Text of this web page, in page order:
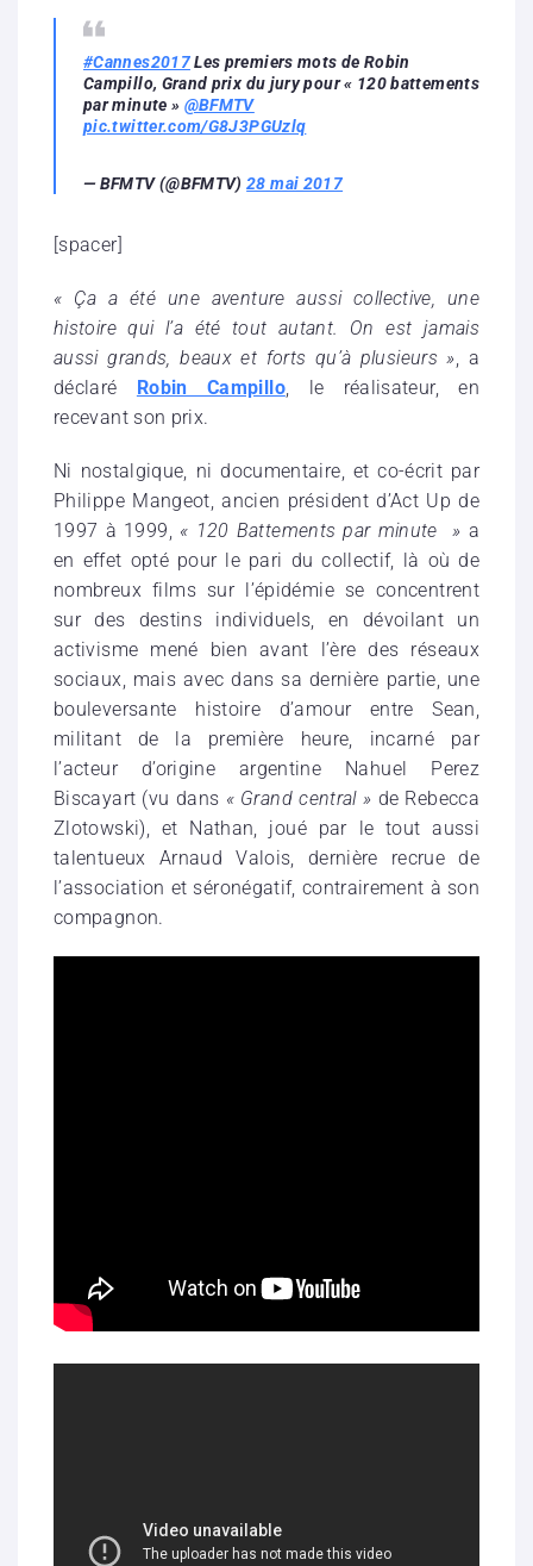
#Cannes2017Les premiers mots de Robin
Campillo, Grand prix du jury pour « 120 battements
par minute » @BFMTV
pic.twitter.com/G8J3PGUzlq
— BFMTV (@BFMTV)28 mai 2017
[spacer]
« Ça a été une aventure aussi collective, une
histoire qui l’a été tout autant. On est jamais
aussi grands, beaux et forts qu’à plusieurs », a
déclaré
Robin Campillo, le réalisateur, en
recevant son prix.
Ni nostalgique, ni documentaire, et co-écrit par
Philippe Mangeot, ancien président d’Act Up de
1997 à 1999, « 120 Battements par minute » a
en effet opté pour le pari du collectif, là où de
nombreux films sur l’épidémie se concentrent
sur des destins individuels, en dévoilant un
activisme mené bien avant l’ère des réseaux
sociaux, mais avec dans sa dernière partie, une
bouleversante histoire d’amour entre Sean,
militant de la première heure, incarné par
l’acteur d’origine argentine Nahuel Perez
Biscayart (vu dans « Grand central » de Rebecca
Zlotowski), et Nathan, joué par le tout aussi
talentueux Arnaud Valois, dernière recrue de
l’association et séronégatif, contrairement à son
compagnon.